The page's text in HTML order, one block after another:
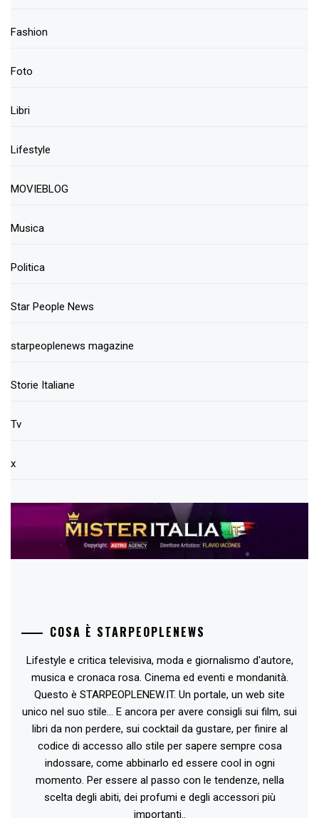
Fashion
Foto
Libri
Lifestyle
MOVIEBLOG
Musica
Politica
Star People News
starpeoplenews magazine
Storie Italiane
Tv
x
COSA È STARPEOPLENEWS
Lifestyle e critica televisiva, moda e giornalismo d'autore,
musica e cronaca rosa. Cinema ed eventi e mondanità.
Questo è STARPEOPLENEW.IT. Un portale, un web site
unico nel suo stile... E ancora per avere consigli sui film, sui
libri da non perdere, sui cocktail da gustare, per finire al
codice di accesso allo stile per sapere sempre cosa
indossare, come abbinarlo ed essere cool in ogni
momento. Per essere al passo con le tendenze, nella
scelta degli abiti, dei profumi e degli accessori più
importanti..